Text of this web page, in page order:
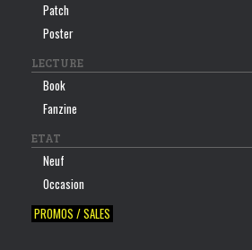
Patch
Poster
LECTURE
Book
Fanzine
ETAT
Neuf
Occasion
PROMOS / SALES